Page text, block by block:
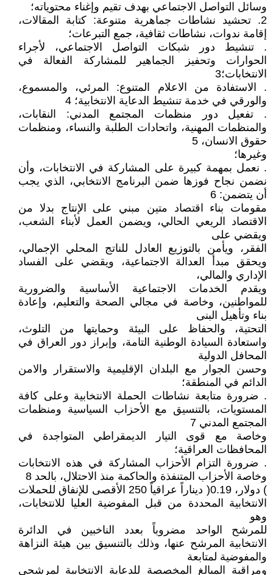
وسائل التواصل الاجتماعي بهدف تقيم وإغناء محتوياته؛
2. تحشيد نشاطات جماهرية متنوعة: كتابة المقالات،
إقامة ندوات، نشاطات ثقافية، جمع التبرعات؛
. تنشيط دور شبكات التواصل الاجتماعي، لأجراء
الحوارات وتحفيز الجماهير للمشاركة الفعالة في
الانتخابات؛3
. الاستفادة من الاعلام المتنوع: المرئي، والمسموع،
والورقي في خدمة تنشيط الدعاية الانتخابية؛ 4
. تفعيل دور منظمات المجتمع المدني: النقابات،
والمنظمات المهنية، واتحادات الطلبة والنساء، ومنظمات
حقوق الانسان، 5
وغيرها؛
. نعمل بمهمة كبيرة على المشاركة في الانتخابات، وأن
نضمن نجاح فوزها ضمن البرنامج الانتخابي، الذي يجب
أن يتضمن: 6
مقومات بناء اقتصاد متين مبني على الإنتاج بدلا من
الاقتصاد الريعي الحالي، ويضمن العمل لأبناء الشعب،
ويقضي على
الفقر، ويأمن بالتوزيع العادل للناتج المحلي الإجمالي،
ويحقق مبدأ العدالة الاجتماعية، ويقضي على الفساد
الإداري والمالي،
ويقدم الخدمات الاجتماعية الأساسية والضرورية
للمواطنين، وخاصة في مجالي الصحة والتعليم، وإعادة
بناء وتأهيل البنى
التحتية، والحفاظ على البيئة وحمايتها من التلوث،
واستعادة السيادة الوطنية التامة، وإبراز دور العراق في
المحافل الدولية
وحسن الجوار مع البلدان الإقليمية والاستقرار والامن
الدائم في المنطقة؛
. ضرورة متابعة نشاطات الحملة الانتخابية وعلى كافة
المستويات، بالتنسيق مع الأحزاب السياسية ومنظمات
المجتمع المدني 7
وخاصة مع قوى التيار الديمقراطي المتواجدة في
المحافظات العراقية؛
. ضرورة التزام الأحزاب المشاركة في هذه الانتخابات
وخاصة الأحزاب المتنفذة والحاكمة منذ الاحتلال، بالحد 8
) دولار، 0.19( ديناراً عراقياً 250 الأقصى للإنفاق للحملات
الانتخابية المحددة من قبل المفوضية العليا للانتخابات،
وهو
للمرشح الواحد مضروباً بعدد الناخبين في الدائرة
الانتخابية المرشح عنها، وذلك بالتنسيق بين هيئة النزاهة
والمفوضية لمتابعة
ومراقبة المبالغ المخصصة للدعاية الانتخابية لمرشحي